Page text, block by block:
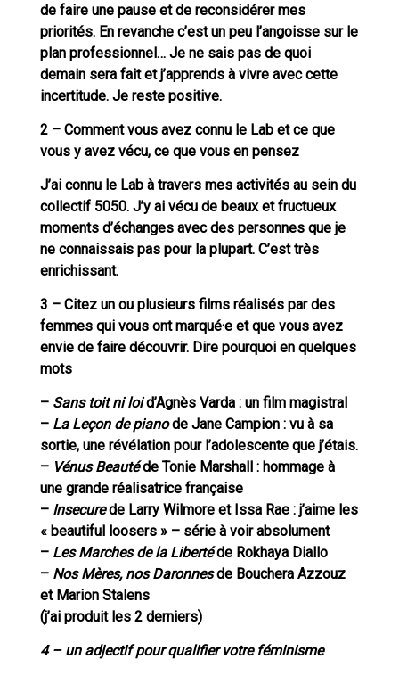
de faire une pause et de reconsidérer mes
priorités. En revanche c’est un peu l’angoisse sur le
plan professionnel… Je ne sais pas de quoi
demain sera fait et j’apprends à vivre avec cette
incertitude. Je reste positive.
2 – Comment vous avez connu le Lab et ce que
vous y avez vécu, ce que vous en pensez
J’ai connu le Lab à travers mes activités au sein du
collectif 5050. J’y ai vécu de beaux et fructueux
moments d’échanges avec des personnes que je
ne connaissais pas pour la plupart. C’est très
enrichissant.
3 – Citez un ou plusieurs films réalisés par des
femmes qui vous ont marqué·e et que vous avez
envie de faire découvrir. Dire pourquoi en quelques
mots
– Sans toit ni loid’Agnès Varda : un film magistral
– La Leçon de pianode Jane Campion : vu à sa
sortie, une révélation pour l’adolescente que j’étais.
– Vénus Beautéde Tonie Marshall : hommage à
une grande réalisatrice française
– Insecurede Larry Wilmore et Issa Rae : j’aime les
« beautiful loosers » – série à voir absolument
– Les Marches de la Libertéde Rokhaya Diallo
– Nos Mères, nos Daronnesde Bouchera Azzouz
et Marion Stalens
(j’ai produit les 2 derniers)
4 – un adjectif pour qualifier votre féminisme